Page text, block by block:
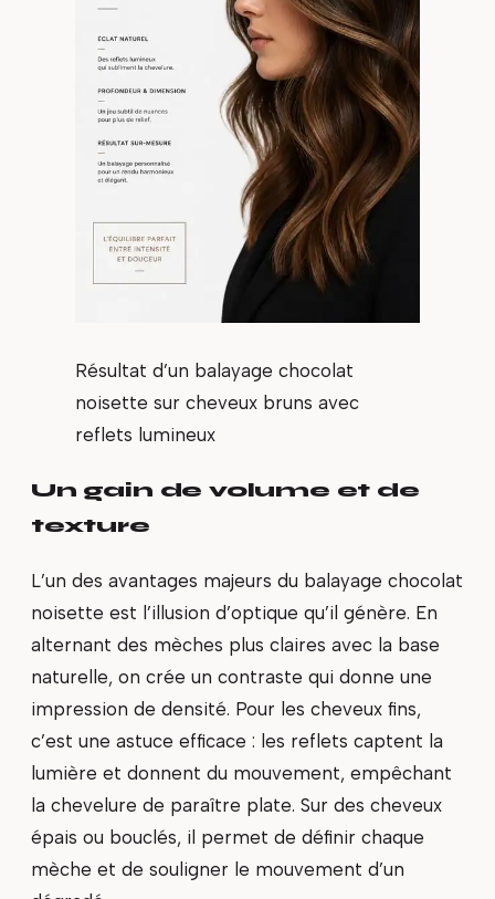
Résultat d’un balayage chocolat
noisette sur cheveux bruns avec
reflets lumineux
Un gain de volume et de
texture
L’un des avantages majeurs du balayage chocolat
noisette est l’illusion d’optique qu’il génère. En
alternant des mèches plus claires avec la base
naturelle, on crée un contraste qui donne une
impression de densité. Pour les cheveux fins,
c’est une astuce efficace : les reflets captent la
lumière et donnent du mouvement, empêchant
la chevelure de paraître plate. Sur des cheveux
épais ou bouclés, il permet de définir chaque
mèche et de souligner le mouvement d’un